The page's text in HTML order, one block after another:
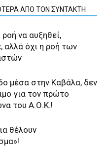
ΑΠΟ ΤΟΝ ΣΥΝΤΑΚΤΗ
να αυξηθεί,
αλλά όχι η ροή των
μέσα στην Καβάλα, δεν
για τον πρώτο
του Α.Ο.Κ.!
θέλουν